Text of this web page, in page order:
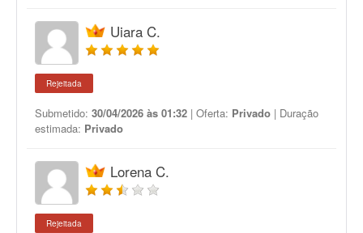
Uiara C.
Rejeitada
Submetido: 30/04/2026 às 01:32 | Oferta: Privado | Duração
estimada: Privado
Lorena C.
Rejeitada